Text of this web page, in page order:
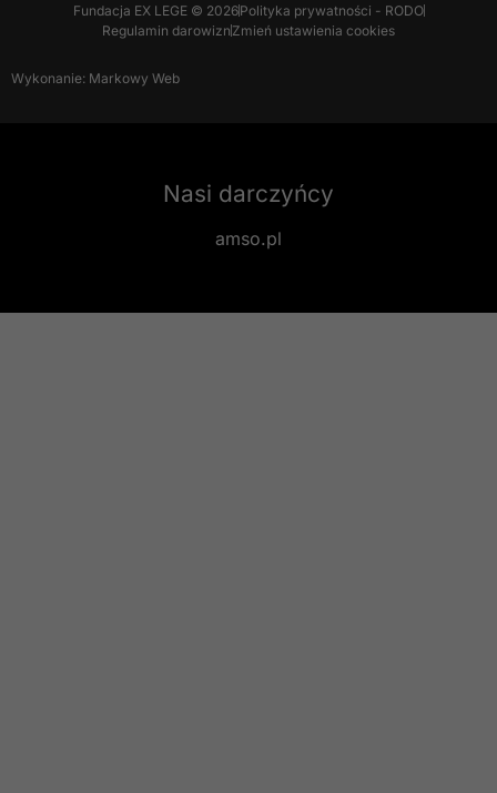
Fundacja EX LEGE © 2026Polityka prywatności - RODO
Regulamin darowizn Zmień ustawienia cookies
Wykonanie: Markowy Web
Nasi darczyńcy
amso.pl